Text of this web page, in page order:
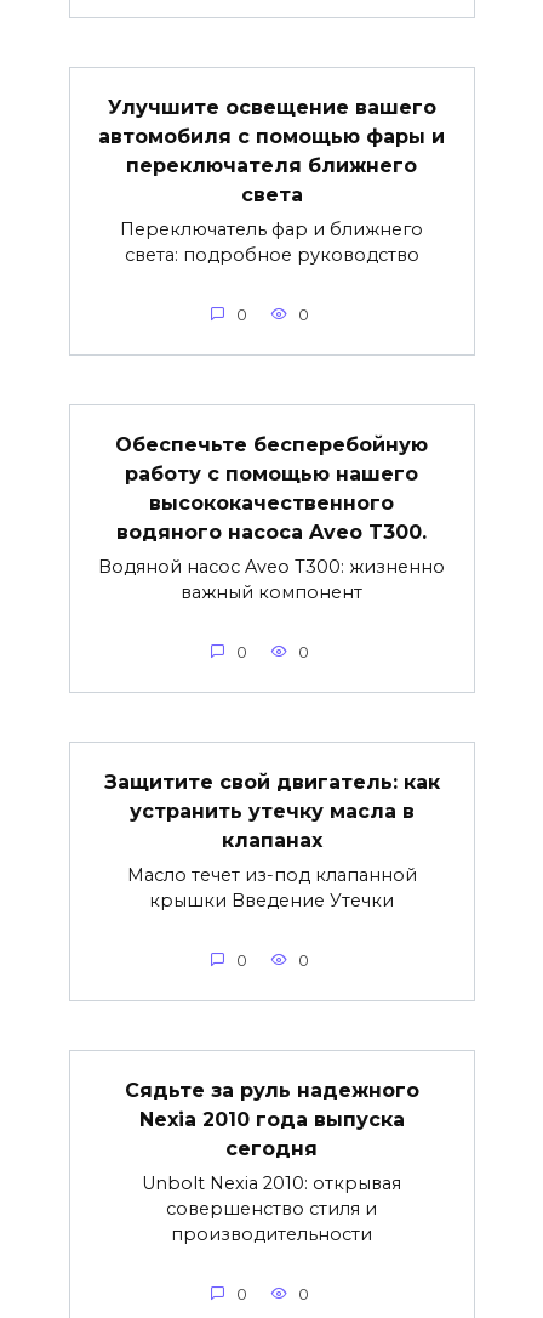
Улучшите освещение вашего
автомобиля с помощью фары и
переключателя ближнего
света
Переключатель фар и ближнего
света: подробное руководство
0 0
Обеспечьте бесперебойную
работу с помощью нашего
высококачественного
водяного насоса Aveo T300.
Водяной насос Aveo T300: жизненно
важный компонент
0 0
Защитите свой двигатель: как
устранить утечку масла в
клапанах
Масло течет из-под клапанной
крышки Введение Утечки
0 0
Сядьте за руль надежного
Nexia 2010 года выпуска
сегодня
Unbolt Nexia 2010: открывая
совершенство стиля и
производительности
0 0